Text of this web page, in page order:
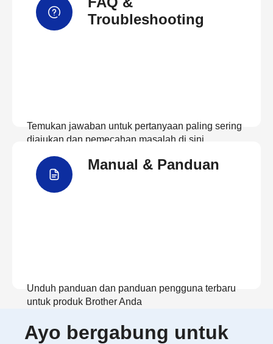
Troubleshooting
Temukan jawaban untuk pertanyaan paling sering
diajukan dan pemecahan masalah di sini
Manual & Panduan
Unduh panduan dan panduan pengguna terbaru
untuk produk Brother Anda
Lihat Panduan
Ayo bergabung untuk